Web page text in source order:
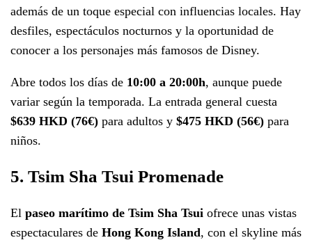
además de un toque especial con influencias locales. Hay
desfiles, espectáculos nocturnos y la oportunidad de
conocer a los personajes más famosos de Disney.
Abre todos los días de 10:00 a 20:00h, aunque puede
variar según la temporada. La entrada general cuesta
$639 HKD (76€) para adultos y $475 HKD (56€) para
niños.
5. Tsim Sha Tsui Promenade
El paseo marítimo de Tsim Sha Tsui ofrece unas vistas
espectaculares de Hong Kong Island, con el skyline más